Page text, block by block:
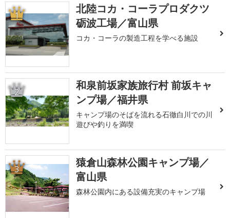
1
北陸コカ・コーラプロダクツ
砺波工場／富山県
コカ・コーラの製造工程を学べる施設
2
和泉前坂家族旅行村 前坂キャ
ンプ場／福井県
キャンプ場のそばを流れる石徹白川での川
遊びや釣りを満喫
3
猿倉山森林公園キャンプ場／
富山県
森林公園内にある設備充実のキャンプ場